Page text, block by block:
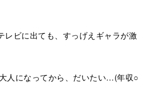
ビに出ても、すっげえギャラが激
人になってから、だいたい…(年収○